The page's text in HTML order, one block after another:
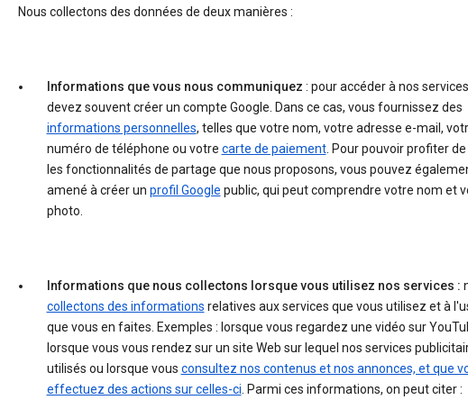
Nous collectons des données de deux manières :
Informations que vous nous communiquez : pour accéder à nos
devez souvent créer un compte Google. Dans ce cas, vous fournissez des
informations personnelles, telles que votre nom, votre adresse e-mail,
numéro de téléphone ou votre carte de paiement. Pour pouvoir profiter
les fonctionnalités de partage que nous proposons, vous pouvez
amené à créer un profil Google public, qui peut comprendre votre nom et
photo.
Informations que nous collectons lorsque vous utilisez nos services :
collectons des informations relatives aux services que vous utilisez et à
que vous en faites. Exemples : lorsque vous regardez une vidéo sur
lorsque vous vous rendez sur un site Web sur lequel nos services
utilisés ou lorsque vous consultez nos contenus et nos annonces, et que
effectuez des actions sur celles-ci. Parmi ces informations, on peut citer :